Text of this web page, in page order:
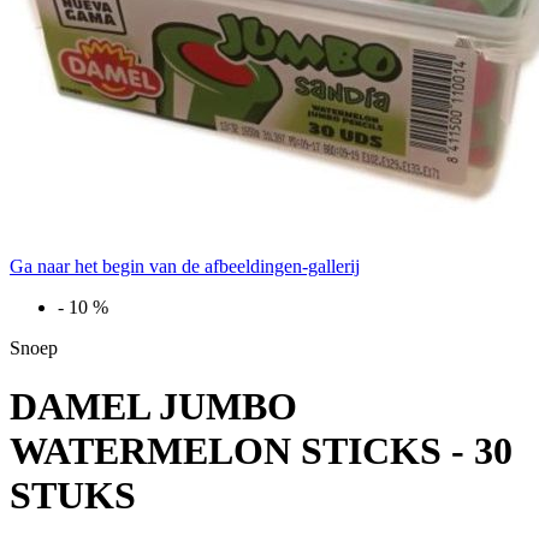
Ga naar het begin van de afbeeldingen-gallerij
- 10 %
Snoep
DAMEL JUMBO
WATERMELON STICKS - 30
STUKS